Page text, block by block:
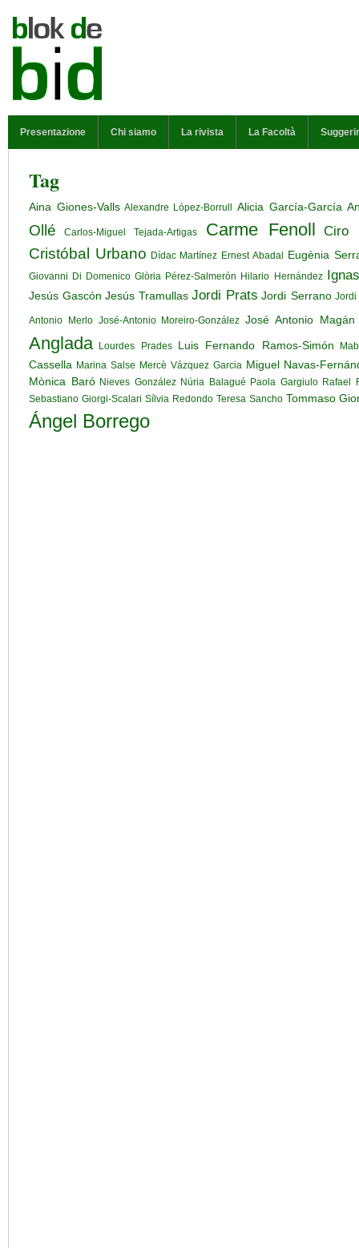
Presentazione Chi siamo La rivista La Facoltà
Tag
Aina Giones-Valls Alexandre López-Borrull Alicia García-García
Ollé Carlos-Miguel Tejada-Artigas Carme Fenoll Ciro
Cristóbal Urbano Dídac Martínez Ernest Abadal Eugènia
Giovanni Di Domenico Glòria Pérez-Salmerón Hilario Hernández
Jesús Gascón Jesús Tramullas Jordi Prats Jordi Serrano Jordi
Antonio Merlo José-Antonio Moreiro-González José Antonio Magán
Anglada Lourdes Prades Luis Fernando Ramos-Simón
Cassella Marina Salse Mercè Vázquez Garcia Miguel Navas-
Mònica Baró Nieves González Núria Balagué Paola Gargiulo Rafael
Sebastiano Giorgi-Scalari Sílvia Redondo Teresa Sancho Tommaso
Ángel Borrego